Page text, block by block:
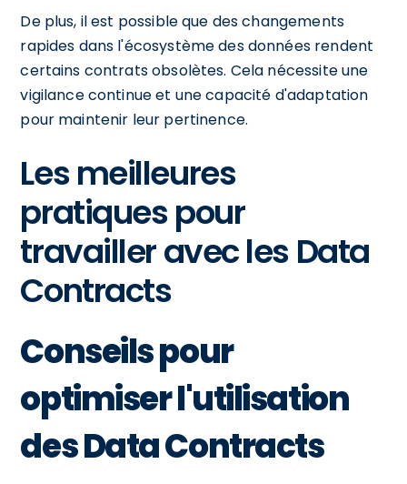
De plus, il est possible que des changements
rapides dans l'écosystème des données rendent
certains contrats obsolètes. Cela nécessite une
vigilance continue et une capacité d'adaptation
pour maintenir leur pertinence.
Les meilleures
pratiques pour
travailler avec les Data
Contracts
Conseils pour
optimiser l'utilisation
des Data Contracts